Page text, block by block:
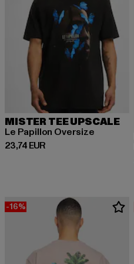
MISTER TEE UPSCALE
Le Papillon Oversize
23,74 EUR
Derzeitiger Preis: 23,74 EUR
-16%